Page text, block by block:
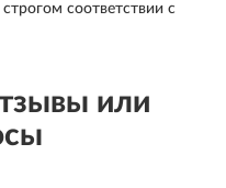
соответствии с
или